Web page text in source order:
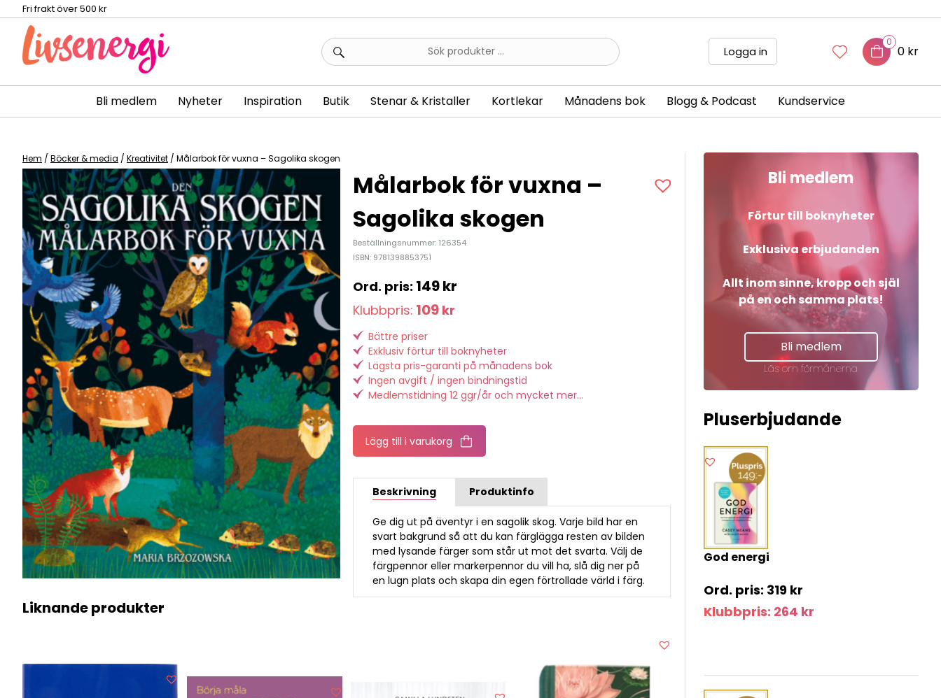
content
Fri frakt över 500 kr
Sök
efter:
Logga in
0
0 kr
Bli medlem Nyheter Inspiration Butik Stenar & Kristaller Kortlekar Månadens bok Blogg & Podcast Kundservice
Hem / Böcker & media / Kreativitet / Målarbok för vuxna – Sagolika skogen
Målarbok för vuxna –
Sagolika skogen
Beställningsnummer: 126354
ISBN: 9781398853751
149kr
Klubbpris: 109 kr
Bättre priser
Exklusiv förtur till boknyheter
Lägsta pris-garanti på månadens bok
Ingen avgift / ingen bindningstid
Medlemstidning 12 ggr/år och mycket mer...
Lägg till i varukorg
Beskrivning Produktinfo
Ge dig ut på äventyr i en sagolik skog. Varje bild har en
svart bakgrund så att du kan färglägga resten av bilden
med lysande färger som står ut mot det svarta. Välj de
färgpennor eller markerpennor du vill ha, slå dig ner på
en lugn plats och skapa din egen förtrollade värld i färg.
Liknande produkter
Bli medlem
Förtur till boknyheter
Exklusiva erbjudanden
Allt inom sinne, kropp och själ
på en och samma plats!
Bli medlem
Läs om förmånerna
Pluserbjudande
God energi
319 kr
Klubbpris: 264 kr